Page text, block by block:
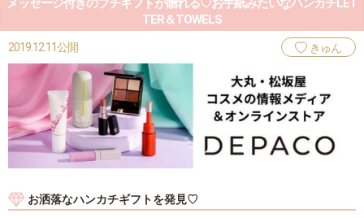
メッセージ付きのプチギフトが贈れる♡お手紙みたいなハンカチLET
TER＆TOWELS
2019.12.11公開 きゅん
お洒落なハンカチギフトを発見♡